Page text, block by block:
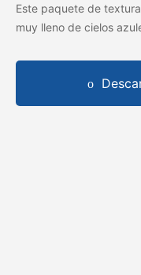
Este paquete de
muy lleno de cielos